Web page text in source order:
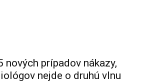
nových prípadov nákazy,
nejde o druhú vlnu